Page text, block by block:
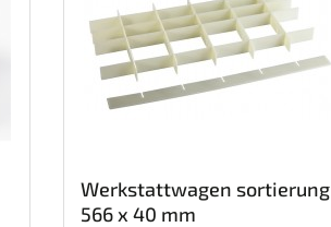
Werkstattwagen sortierung
566 x 40 mm